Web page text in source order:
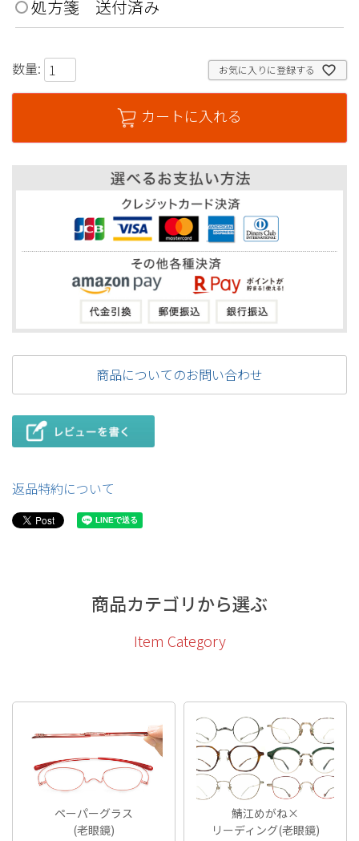
処方箋 送付済み
お気に入りに登録する
数量:
カートに入れる
商品についてのお問い合わせ
返品特約について
商品カテゴリから選ぶ
Item Category
ペーパーグラス
(老眼鏡)
鯖江めがね×
リーディング(老眼鏡)